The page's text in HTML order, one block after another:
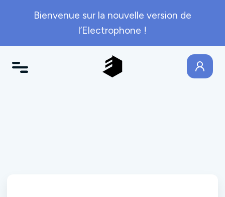
Bienvenue sur la nouvelle version de
l’Electrophone !